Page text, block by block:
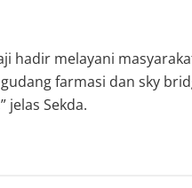
hadir melayani
farmasi dan sky
jelas Sekda.